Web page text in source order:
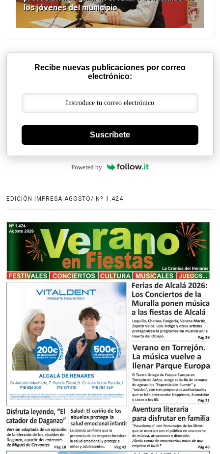
los jóvenes del municipio
Recibe nuevas publicaciones por correo
electrónico:
Suscríbete
Powered by
EDICIÓN IMPRESA AGOSTO/ Nº 1.424